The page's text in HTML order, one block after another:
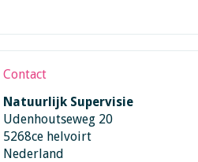
Contact
Natuurlijk Supervisie
Udenhoutseweg 20
5268ce helvoirt
Nederland